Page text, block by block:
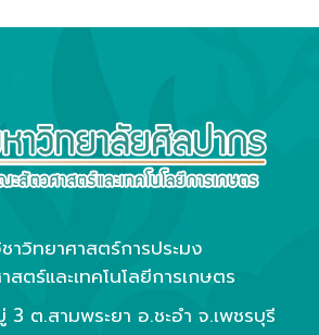
าวิทยาศาสตร์การประมง
ตร์และเทคโนโลยีการเกษตร
3 ต.สามพระยา อ.ชะอำ จ.เพชรบุรี